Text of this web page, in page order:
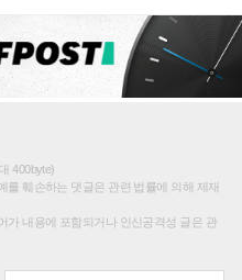
400byte)
를 훼손하는 댓글은 관련 법률에 의해 제재
가 내용에 포함되거나 인신공격성 글은 관